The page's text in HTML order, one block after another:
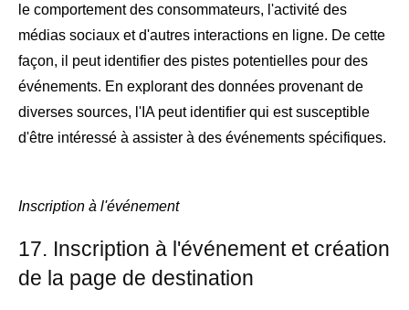
le comportement des consommateurs, l'activité des
médias sociaux et d'autres interactions en ligne. De cette
façon, il peut identifier des pistes potentielles pour des
événements. En explorant des données provenant de
diverses sources, l'IA peut identifier qui est susceptible
d'être intéressé à assister à des événements spécifiques.
Inscription à l'événement
17. Inscription à l'événement et création
de la page de destination